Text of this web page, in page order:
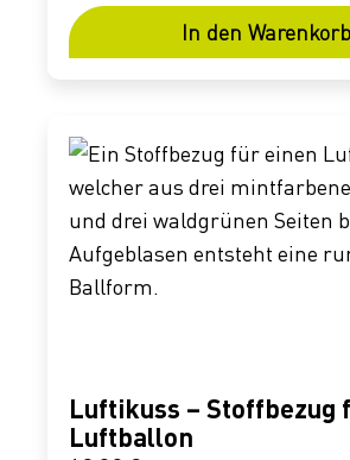
In den Warenkorb
Luftikuss – Stoffbezug
Luftballon